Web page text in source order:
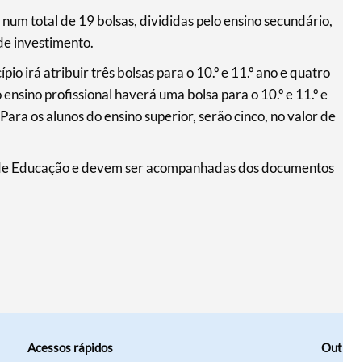
total de 19 bolsas, divididas pelo ensino secundário,
investimento.
irá atribuir três bolsas para o 10.º e 11.º ano e quatro
profissional haverá uma bolsa para o 10.º e 11.º e
os alunos do ensino superior, serão cinco, no valor de
e devem ser acompanhadas dos documentos
Acessos rápidos